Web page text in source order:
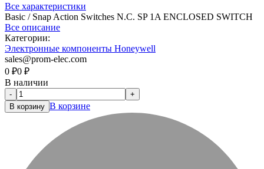
Все характеристики
Basic / Snap Action Switches N.C. SP 1A ENCLOSED SWITCH
Все описание
Категории:
Электронные компоненты Honeywell
sales@prom-elec.com
0 ₽0 ₽
В наличии
-
+
В корзину В корзине